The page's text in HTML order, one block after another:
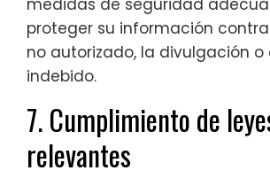
medidas de seguridad
proteger su información
no autorizado, la divulgación o
indebido.
7. Cumplimiento de
relevantes